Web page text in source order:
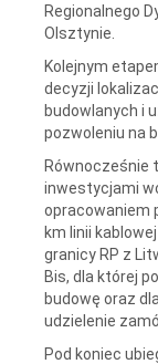
Regionalnego
Olsztynie.
Kolejnym
decyzji
budowlanych i
pozwoleniu na
Równocześnie
inwestycjami
opracowaniem
km linii
granicy RP z
Bis, dla której
budowę oraz
udzielenie
Pod koniec